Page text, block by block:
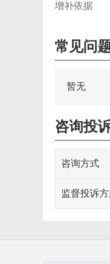
增补依据
常见问
暂无
咨询投
咨询方式
监督投诉